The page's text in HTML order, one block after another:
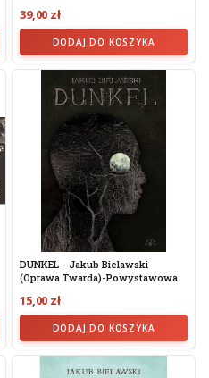
39,00 zł
DODAJ DO KOSZYKA
DUNKEL - Jakub Bielawski
(oprawa Twarda)-Powystawowa
15,00 zł
DODAJ DO KOSZYKA